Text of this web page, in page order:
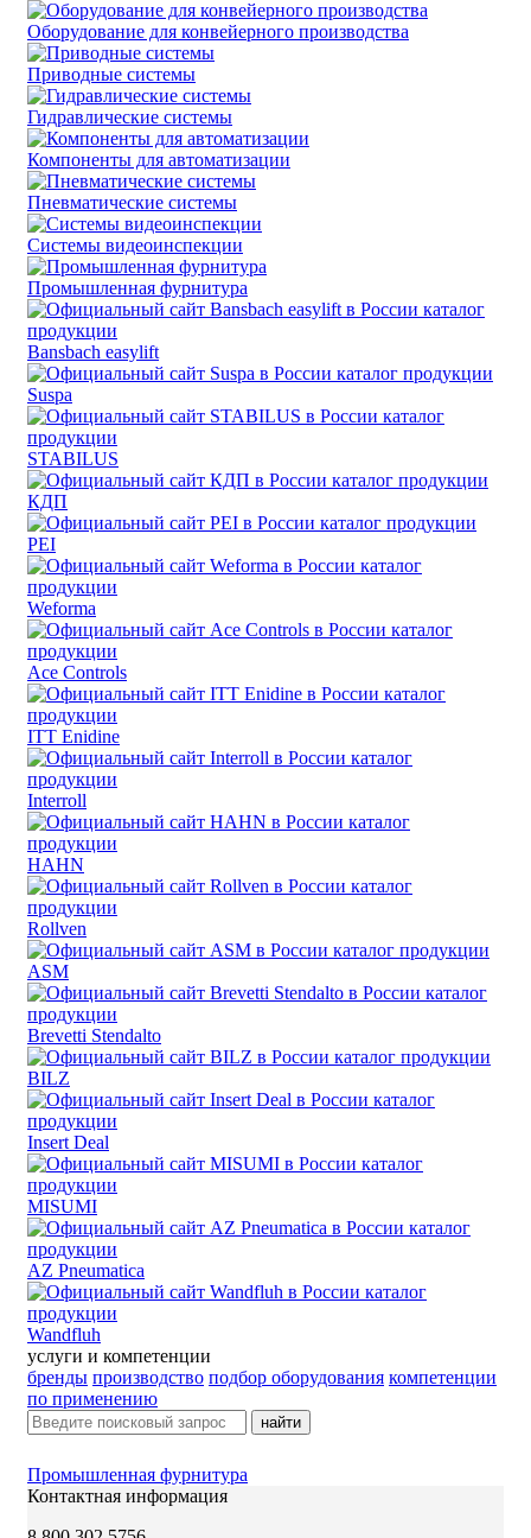
Оборудование для конвейерного производства
Приводные системы
Гидравлические системы
Компоненты для автоматизации
Пневматические системы
Системы видеоинспекции
Промышленная фурнитура
Bansbach easylift
Suspa
STABILUS
КДП
PEI
Weforma
Ace Controls
ITT Enidine
Interroll
HAHN
Rollven
ASM
Brevetti Stendalto
BILZ
Insert Deal
MISUMI
AZ Pneumatica
Wandfluh
услуги и компетенции
бренды производство подбор оборудования компетенции
по применению
найти
Промышленная фурнитура
Контактная информация